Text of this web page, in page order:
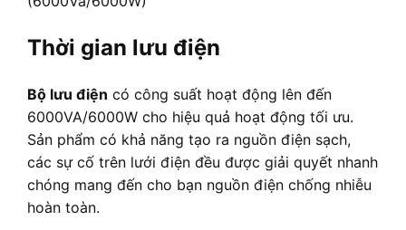
Thời gian lưu điện
Bộ lưu điện có công suất hoạt động lên đến
6000VA/6000W cho hiệu quả hoạt động tối ưu.
Sản phẩm có khả năng tạo ra nguồn điện sạch,
các sự cố trên lưới điện đều được giải quyết nhanh
chóng mang đến cho bạn nguồn điện chống nhiễu
hoàn toàn.